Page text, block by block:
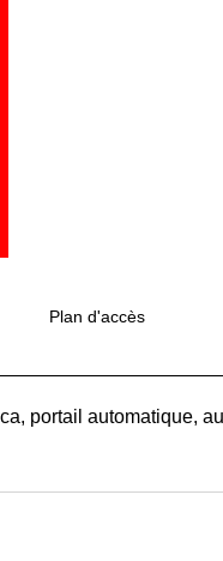
Plan d'accès
portail automatique,